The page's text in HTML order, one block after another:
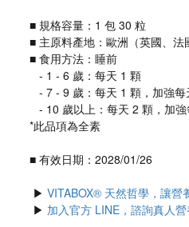
■ 規格容量：1 包 30 粒
■ 主原料產地：歐洲（英國、
■ 食用方法：睡前
   - 1 - 6 歲：每天 1 顆
- 7 - 9 歲：每天 1 顆，加強
- 10 歲以上：每天 2 顆，加
*此品項為全素
■ 有效日期：2028/01/26
▶ VITABOX® 天然哲學，讓營
▶ 加入官方 LINE，諮詢真人